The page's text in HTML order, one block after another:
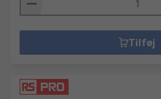
Tilføj